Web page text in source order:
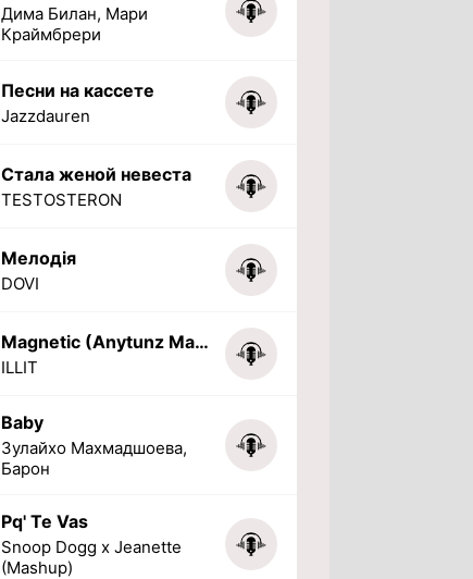
Дима Билан, Мари
Краймбрери
Песни на кассете
Jazzdauren
Стала женой невеста
TESTOSTERON
Мелодія
DOVI
Magnetic (Anytunz Marimba Ringtone)
ILLIT
Baby
Зулайхо Махмадшоева,
Барон
Pq' Te Vas
Snoop Dogg x Jeanette
(Mashup)